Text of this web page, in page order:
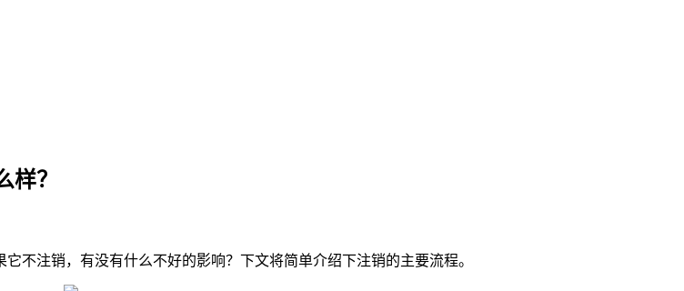
？
不注销，有没有什么不好的影响？下文将简单介绍下注销的主要流程。